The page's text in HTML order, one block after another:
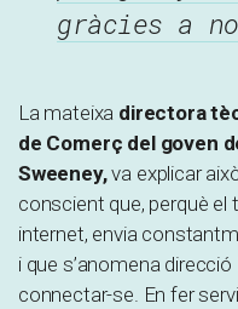
gràcies a
La mateixa directora
de Comerç del goven
Sweeney,va explicar
conscient que, perquè
internet, envia
i que s’anomena
connectar-se. En fer